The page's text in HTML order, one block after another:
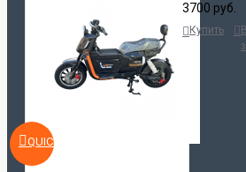
QUICKVIEW
3700 руб.
Купить
В